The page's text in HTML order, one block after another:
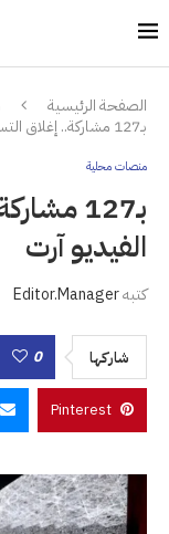
الصفحة الرئيسية
بـ127 مشاركة.. إغلاق التسجيل بملتقى الفيديو آرت
منصات محلية
بـ127
الفيديو آرت
كتبهEditor.manager
شاركها 0
Pinterest